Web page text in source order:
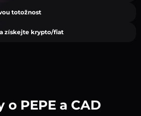
totožnost
získejte krypto/fiat
o PEPE a CAD